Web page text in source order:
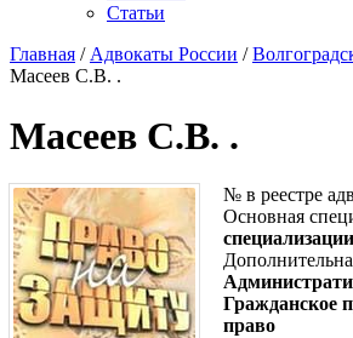
Статьи
Главная / Адвокаты России /
Масеев С.В. .
Масеев С.В. .
№ в реестре
Основная
специализации
Гражданское
право